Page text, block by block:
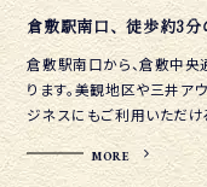
倉敷駅南口、徒歩約3分
倉敷駅南口から、倉敷中央
ります。美観地区や三井ア
ジネスにもご利用いただけ
MORE